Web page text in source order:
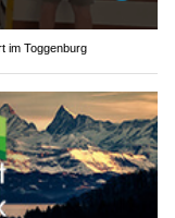
im Toggenburg